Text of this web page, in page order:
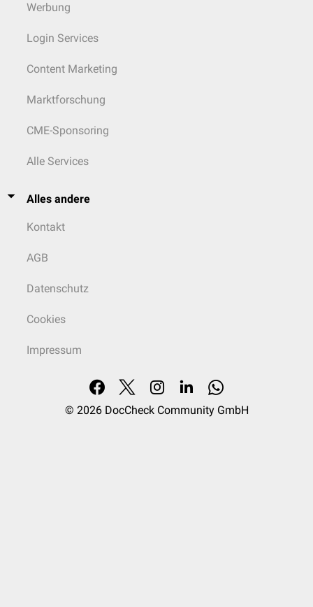
Werbung
Login Services
Content Marketing
Marktforschung
CME-Sponsoring
Alle Services
Alles andere
Kontakt
AGB
Datenschutz
Cookies
Impressum
© 2026 DocCheck Community GmbH